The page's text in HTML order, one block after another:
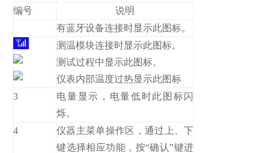
编号
说明
有蓝牙设备连接时显示此图标。
测温模块连接时显示此图标。
测试过程中显示此图标。
仪表内部温度过热显示此图标
3
电量显示，电量低时此图标闪
烁。
4
仪器主菜单操作区，通过上、下
键选择相应功能，按“确认”键进